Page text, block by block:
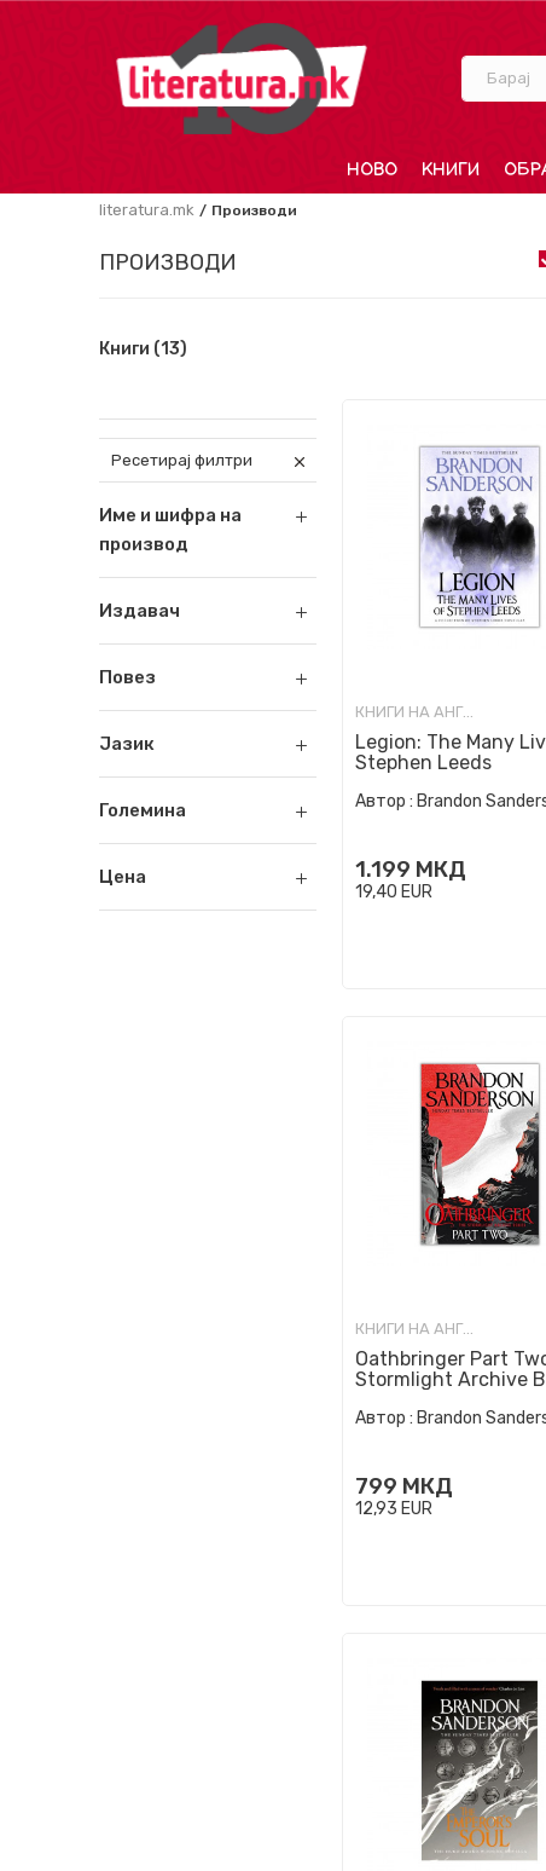
Барај
НОВО КНИГИ
literatura.mk Производи
ПРОИЗВОДИ
Книги (13)
Ресетирај филтри
Име и шифра на
производ
Издавач
Повез
Јазик
Големина
Цена
КНИГИ НА АНГЛИСКИ ЈАЗИК
Legion: The Many
Stephen Leeds
Автор : Brandon
1.199 МКД
19,40 EUR
КНИГИ НА АНГЛИСКИ ЈАЗИК
Oathbringer Part
Stormlight Archive
Автор : Brandon
799 МКД
12,93 EUR